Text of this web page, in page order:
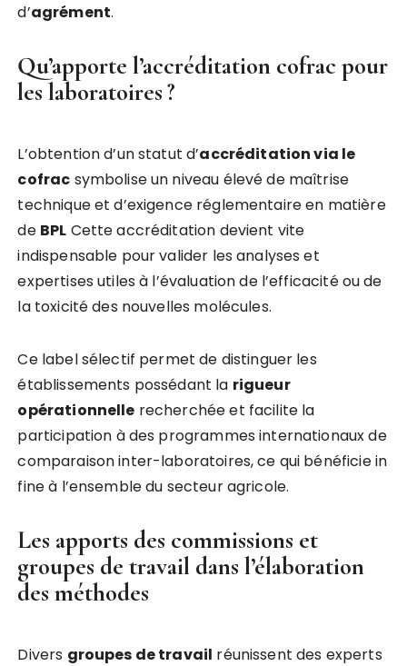
d’agrément.
Qu’apporte l’accréditation cofrac pour
les laboratoires ?
L’obtention d’un statut d’accréditation via le
cofrac symbolise un niveau élevé de maîtrise
technique et d’exigence réglementaire en matière
de BPL Cette accréditation devient vite
indispensable pour valider les analyses et
expertises utiles à l’évaluation de l’efficacité ou de
la toxicité des nouvelles molécules.
Ce label sélectif permet de distinguer les
établissements possédant la rigueur
opérationnelle recherchée et facilite la
participation à des programmes internationaux de
comparaison inter-laboratoires, ce qui bénéficie in
fine à l’ensemble du secteur agricole.
Les apports des commissions et
groupes de travail dans l’élaboration
des méthodes
Divers groupes de travail réunissent des experts